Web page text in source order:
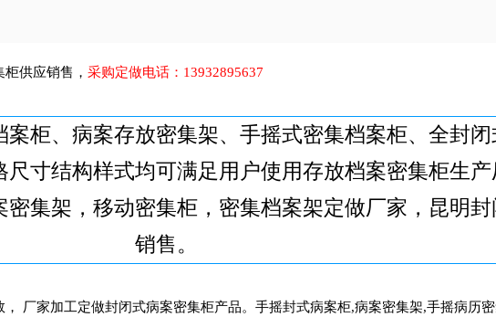
柜供应销售， 采购定做电话： 13932895637
柜、病案存放密集架、手摇式密集档案柜、全封
寸结构样式均可满足用户使用存放档案密集柜生
集架，移动密集柜，密集档案架定做厂家，昆明
销售。
厂家加工定做封闭式病案密集柜产品。手摇封式病案柜,病案密集架,手摇病历